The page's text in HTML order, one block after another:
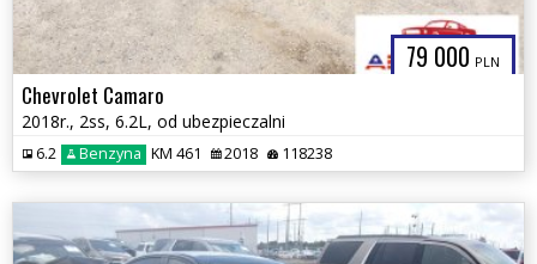
79 000 PLN
Chevrolet Camaro
2018r., 2ss, 6.2L, od ubezpieczalni
6.2 Benzyna KM 461 2018 118238